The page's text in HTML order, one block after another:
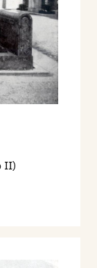
II)